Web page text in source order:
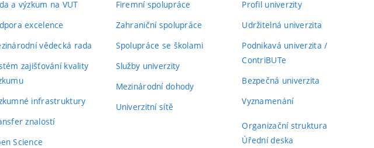
a výzkum na VUT
excelence
vědecká rada
zajišťování kvality
infrastruktury
znalostí
Science
Firemní spolupráce
Zahraniční spolupráce
Spolupráce se školami
Služby univerzity
Mezinárodní dohody
Univerzitní sítě
Profil univerzity
Udržitelná univerzita
Podnikavá univerzita /
ContriBUTe
Bezpečná univerzita
Vyznamenání
Organizační struktura
Úřední deska